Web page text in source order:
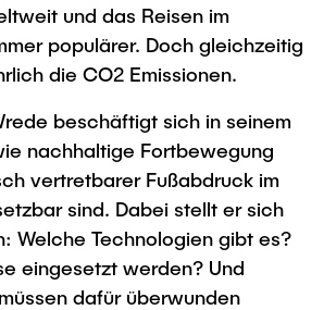
und Praktika
Center
Weiterbildung
- ZLL
Forschung &
Workshop des FSP
und
Team
und das Reisen im
populärer. Doch gleichzeitig
die CO2 Emissionen.
beschäftigt sich in seinem
nachhaltige Fortbewegung
vertretbarer Fußabdruck im
sind. Dabei stellt er sich
Welche Technologien gibt es?
eingesetzt werden? Und
dafür überwunden